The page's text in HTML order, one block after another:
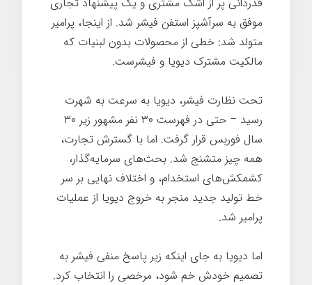
موفق به سرآشپز استفن فیشر شد. از اینجا، پرامیر
متولد شد: خطی از محصولات بدون لبنیات که
مالکیت مشترک دیویا و فیشرست.
تحت نظارت فیشر، دیویا به سرعت به شهرت
رسید – حتی در فهرست ۳۰ نفر مشهور زیر ۳۰
سال فوربس قرار گرفت. اما با گسترش تجارت،
همه چیز متشنج شد. بحث‌های سرمایه‌گذار،
کشمکش‌های استخدام، و اختلاف نهایی بر سر
خط تولید جدید منجر به خروج دیویا از عملیات
پرامیر شد.
اما دیویا به جای اینکه زیر پاسخ منفی فیشر به
تصمیم خودش خم شود، مرخصی را انتخاب کرد.